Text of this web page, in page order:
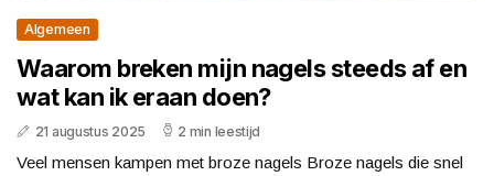
Algemeen
Waarom breken mijn nagels steeds af en
wat kan ik eraan doen?
21 augustus 2025 2 min leestijd
Veel mensen kampen met broze nagels Broze nagels die snel